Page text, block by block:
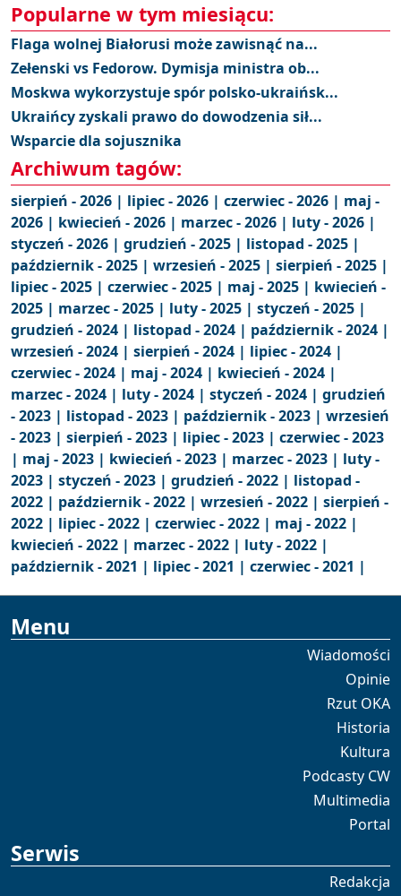
Popularne w tym miesiącu:
Flaga wolnej Białorusi może zawisnąć na...
Zełenski vs Fedorow. Dymisja ministra ob...
Moskwa wykorzystuje spór polsko-ukraińsk...
Ukraińcy zyskali prawo do dowodzenia sił...
Wsparcie dla sojusznika
Archiwum tagów:
sierpień - 2026 | lipiec - 2026 | czerwiec - 2026 | maj -
2026 | kwiecień - 2026 | marzec - 2026 | luty - 2026 |
styczeń - 2026 | grudzień - 2025 | listopad - 2025 |
październik - 2025 | wrzesień - 2025 | sierpień - 2025 |
lipiec - 2025 | czerwiec - 2025 | maj - 2025 | kwiecień -
2025 | marzec - 2025 | luty - 2025 | styczeń - 2025 |
grudzień - 2024 | listopad - 2024 | październik - 2024 |
wrzesień - 2024 | sierpień - 2024 | lipiec - 2024 |
czerwiec - 2024 | maj - 2024 | kwiecień - 2024 |
marzec - 2024 | luty - 2024 | styczeń - 2024 | grudzień
- 2023 | listopad - 2023 | październik - 2023 | wrzesień
- 2023 | sierpień - 2023 | lipiec - 2023 | czerwiec - 2023
| maj - 2023 | kwiecień - 2023 | marzec - 2023 | luty -
2023 | styczeń - 2023 | grudzień - 2022 | listopad -
2022 | październik - 2022 | wrzesień - 2022 | sierpień -
2022 | lipiec - 2022 | czerwiec - 2022 | maj - 2022 |
kwiecień - 2022 | marzec - 2022 | luty - 2022 |
październik - 2021 | lipiec - 2021 | czerwiec - 2021 |
Menu
Wiadomości
Opinie
Rzut OKA
Historia
Kultura
Podcasty CW
Multimedia
Portal
Serwis
Redakcja